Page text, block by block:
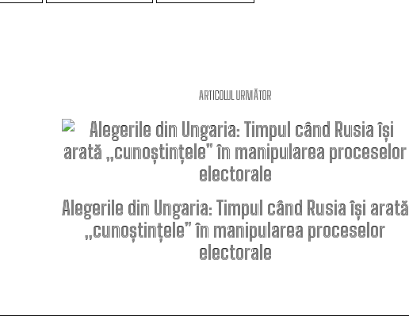
ARTICOLUL URMĂTOR
Alegerile din Ungaria: Timpul când Rusia își arată
„cunoștințele” în manipularea proceselor
electorale